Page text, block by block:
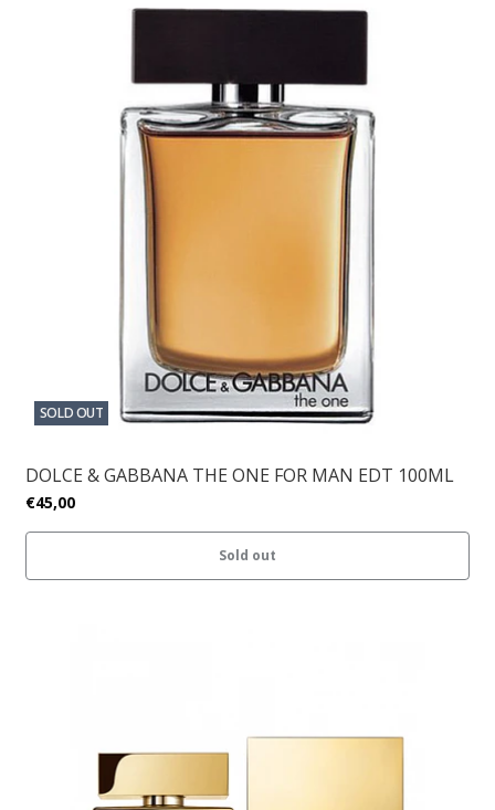
SOLD OUT
DOLCE & GABBANA THE ONE FOR MAN EDT 100ML
€45,00
Sold out